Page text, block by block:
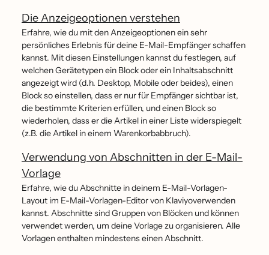
Die Anzeigeoptionen verstehen
Erfahre, wie du mit den Anzeigeoptionen ein sehr
persönliches Erlebnis für deine E-Mail-Empfänger schaffen
kannst. Mit diesen Einstellungen kannst du festlegen, auf
welchen Gerätetypen ein Block oder ein Inhaltsabschnitt
angezeigt wird (d.h. Desktop, Mobile oder beides), einen
Block so einstellen, dass er nur für Empfänger sichtbar ist,
die bestimmte Kriterien erfüllen, und einen Block so
wiederholen, dass er die Artikel in einer Liste widerspiegelt
(z.B. die Artikel in einem Warenkorbabbruch).
Verwendung von Abschnitten in der E-Mail-
Vorlage
Erfahre, wie du Abschnitte in deinem E-Mail-Vorlagen-
Layout im E-Mail-Vorlagen-Editor von Klaviyoverwenden
kannst. Abschnitte sind Gruppen von Blöcken und können
verwendet werden, um deine Vorlage zu organisieren. Alle
Vorlagen enthalten mindestens einen Abschnitt.